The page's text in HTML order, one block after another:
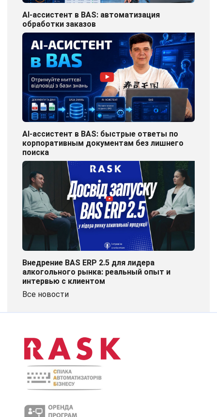
AI-ассистент в BAS: автоматизация
обработки заказов
AI-ассистент в BAS: быстрые ответы по
корпоративным документам без лишнего
поиска
Внедрение BAS ERP 2.5 для лидера
алкогольного рынка: реальный опыт и
интервью с клиентом
Все новости